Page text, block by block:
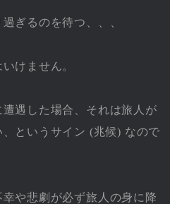
ぎるのを待つ、、、
けません。
遇した場合、それは旅人が
というサイン (兆候) なので
や悲劇が必ず旅人の身に降